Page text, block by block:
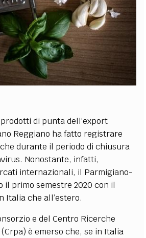
di punta dell’export
Reggiano ha fatto registrare
durante il periodo di chiusura
Nonostante, infatti,
internazionali, il Parmigiano-
il primo semestre 2020 con il
Italia che all’estero.
e del Centro Ricerche
è emerso che, se in Italia